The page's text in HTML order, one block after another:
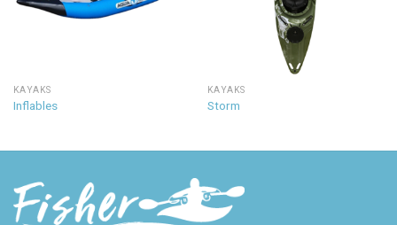
KAYAKS
Inflables
KAYAKS
Storm